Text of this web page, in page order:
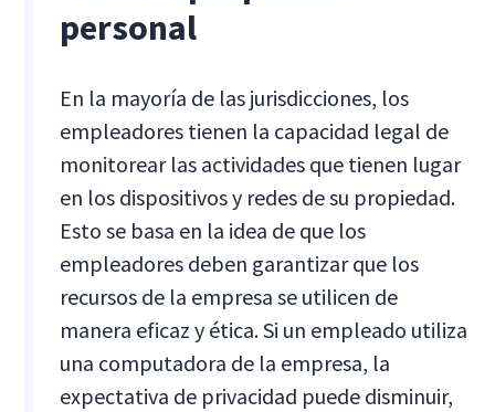
personal
En la mayoría de las jurisdicciones, los
empleadores tienen la capacidad legal de
monitorear las actividades que tienen lugar
en los dispositivos y redes de su propiedad.
Esto se basa en la idea de que los
empleadores deben garantizar que los
recursos de la empresa se utilicen de
manera eficaz y ética. Si un empleado utiliza
una computadora de la empresa, la
expectativa de privacidad puede disminuir,